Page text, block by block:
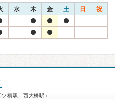
水 木 金 土 日 祝
橋駅、西大橋駅）